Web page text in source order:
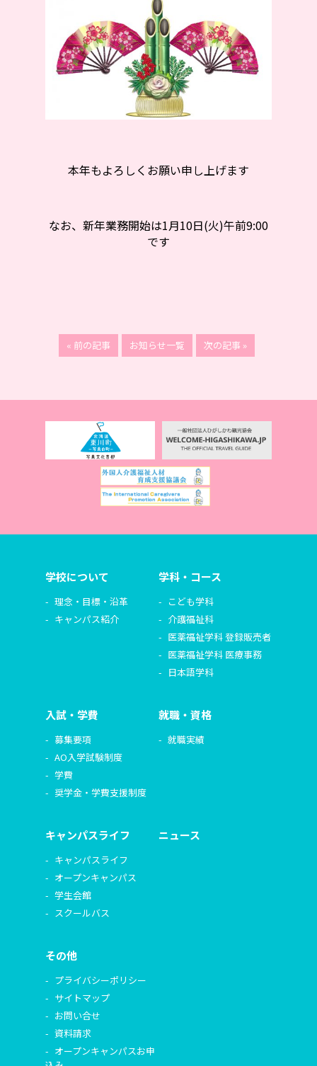
本年もよろしくお願い申し上げます
なお、新年業務開始は1月10日(火)午前9:00
です
« 前の記事 お知らせ一覧 次の記事 »
学校について
理念・目標・沿革
キャンパス紹介
学科・コース
こども学科
介護福祉科
医薬福祉学科 登録販売者
医薬福祉学科 医療事務
日本語学科
入試・学費
募集要項
AO入学試験制度
学費
奨学金・学費支援制度
就職・資格
就職実績
キャンパスライフ
キャンパスライフ
オープンキャンパス
学生会館
スクールバス
ニュース
その他
プライバシーポリシー
サイトマップ
お問い合せ
資料請求
オープンキャンパスお申